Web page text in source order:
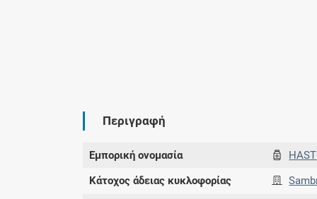
Περιγραφή
Εμπορική ονομασία
Κάτοχος άδειας κυκλοφορίας